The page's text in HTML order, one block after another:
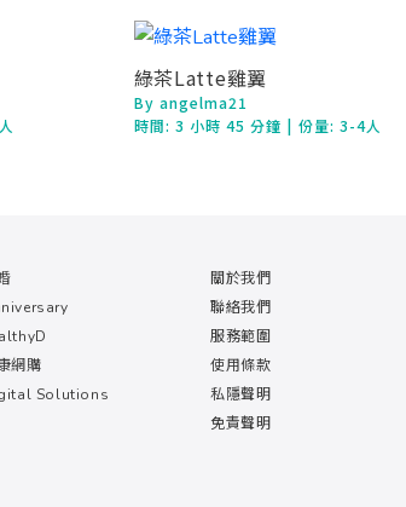
綠茶Latte雞翼
By angelma21
時間: 3 小時 45 分鐘 | 份量: 3-4人
網購
Solutions
關於我們
聯絡我們
服務範圍
使用條款
私隱聲明
免責聲明